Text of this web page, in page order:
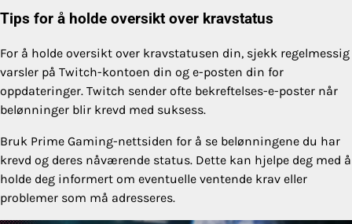
Tips for å holde oversikt over kravstatus
For å holde oversikt over kravstatusen din, sjekk regelmessig
varsler på Twitch-kontoen din og e-posten din for
oppdateringer. Twitch sender ofte bekreftelses-e-poster når
belønninger blir krevd med suksess.
Bruk Prime Gaming-nettsiden for å se belønningene du har
krevd og deres nåværende status. Dette kan hjelpe deg med å
holde deg informert om eventuelle ventende krav eller
problemer som må adresseres.